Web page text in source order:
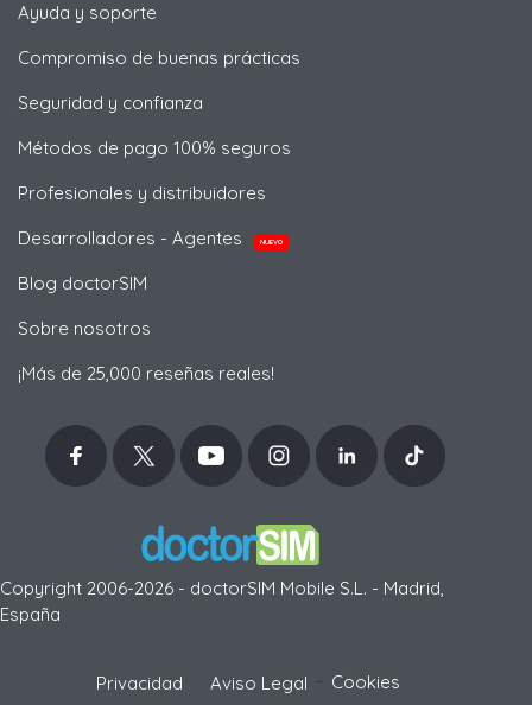
Ayuda y soporte
Compromiso de buenas prácticas
Seguridad y confianza
Métodos de pago 100% seguros
Profesionales y distribuidores
Desarrolladores - Agentes
NUEVO
Blog doctorSIM
Sobre nosotros
¡Más de 25,000 reseñas reales!
Copyright 2006-2026 - doctorSIM Mobile S.L. - Madrid,
España
Privacidad Aviso Legal Cookies